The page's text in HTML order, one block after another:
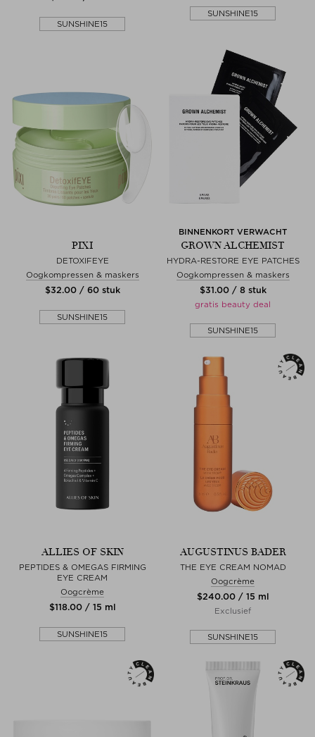
SUNSHINE15
SUNSHINE15
PIXI
DETOXIFEYE
Oogkompressen & maskers
$‌32.00 / 60 stuk
SUNSHINE15
BINNENKORT VERWACHT
GROWN ALCHEMIST
HYDRA-RESTORE EYE PATCHES
Oogkompressen & maskers
$‌31.00 / 8 stuk
gratis beauty deal
SUNSHINE15
ALLIES OF SKIN
PEPTIDES & OMEGAS FIRMING
EYE CREAM
Oogcrème
$‌118.00 / 15 ml
SUNSHINE15
AUGUSTINUS BADER
THE EYE CREAM NOMAD
Oogcrème
$‌240.00 / 15 ml
Exclusief
SUNSHINE15